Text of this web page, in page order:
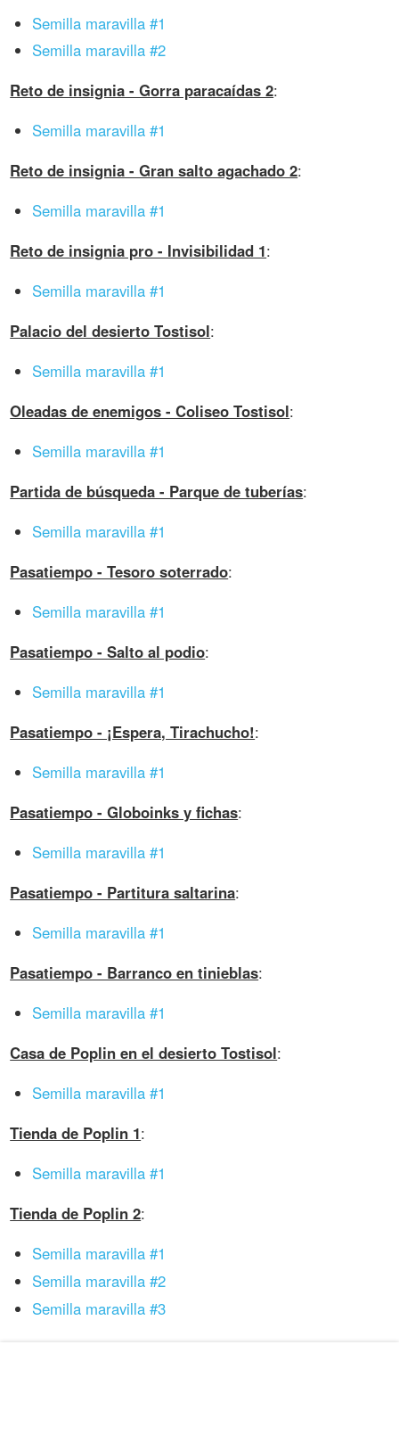
Semilla maravilla #1
Semilla maravilla #2
Reto de insignia - Gorra paracaídas 2:
Semilla maravilla #1
Reto de insignia - Gran salto agachado 2:
Semilla maravilla #1
Reto de insignia pro - Invisibilidad 1:
Semilla maravilla #1
Palacio del desierto Tostisol:
Semilla maravilla #1
Oleadas de enemigos - Coliseo Tostisol:
Semilla maravilla #1
Partida de búsqueda - Parque de tuberías:
Semilla maravilla #1
Pasatiempo - Tesoro soterrado:
Semilla maravilla #1
Pasatiempo - Salto al podio:
Semilla maravilla #1
Pasatiempo - ¡Espera, Tirachucho!:
Semilla maravilla #1
Pasatiempo - Globoinks y fichas:
Semilla maravilla #1
Pasatiempo - Partitura saltarina:
Semilla maravilla #1
Pasatiempo - Barranco en tinieblas:
Semilla maravilla #1
Casa de Poplin en el desierto Tostisol:
Semilla maravilla #1
Tienda de Poplin 1:
Semilla maravilla #1
Tienda de Poplin 2:
Semilla maravilla #1
Semilla maravilla #2
Semilla maravilla #3